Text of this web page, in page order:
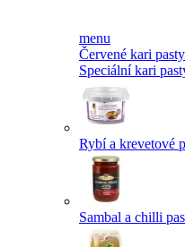
menu
Červené kari pasty
Speciální kari
Rybí a krevetové
Sambal a chilli